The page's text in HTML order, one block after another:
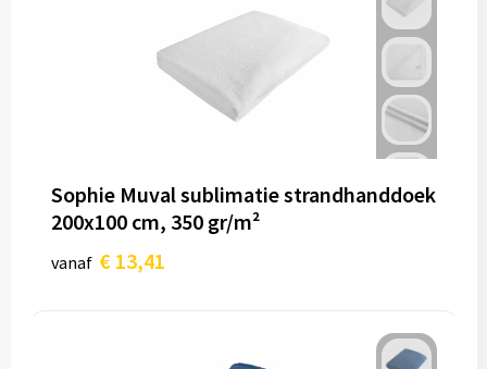
Sophie Muval sublimatie strandhanddoek
200x100 cm, 350 gr/m²
vanaf € 13,41